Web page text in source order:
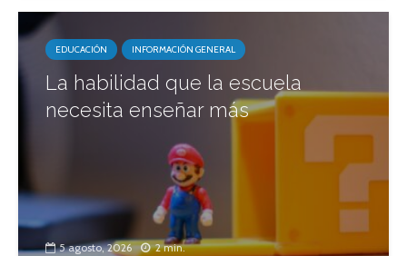
EDUCACIÓN INFORMACIÓN GENERAL
La habilidad que la escuela
necesita enseñar más
5 agosto, 2026 2 min.